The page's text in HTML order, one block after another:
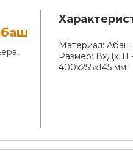
Материал:Абаш
Размер: ВхДхШ
400х255х145 мм